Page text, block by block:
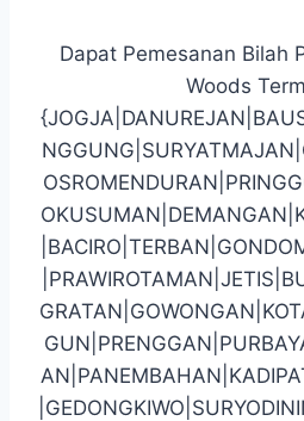
Dapat Pemesanan Bilah
Woods